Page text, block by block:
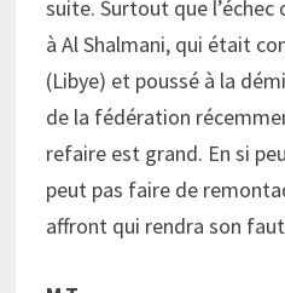
suite. Surtout que
à Al Shalmani, qui était
(Libye) et poussé à la
de la fédération
refaire est grand. En si
peut pas faire de
affront qui rendra son